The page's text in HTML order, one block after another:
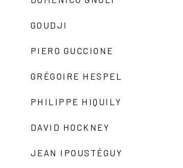
GOUDJI
PIERO GUCCIONE
GRÉGOIRE HESPEL
PHILIPPE HIQUILY
DAVID HOCKNEY
JEAN IPOUSTÉGUY